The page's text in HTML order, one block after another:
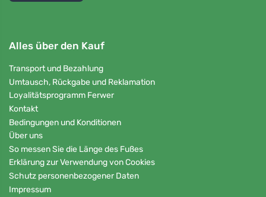
Alles über den Kauf
Transport und Bezahlung
Umtausch, Rückgabe und Reklamation
Loyalitätsprogramm Ferwer
Kontakt
Bedingungen und Konditionen
Über uns
So messen Sie die Länge des Fußes
Erklärung zur Verwendung von Cookies
Schutz personenbezogener Daten
Impressum